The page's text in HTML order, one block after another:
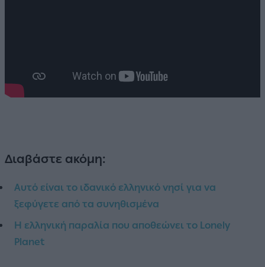
Διαβάστε ακόμη:
Αυτό είναι το ιδανικό ελληνικό νησί για να
ξεφύγετε από τα συνηθισμένα
Η ελληνική παραλία που αποθεώνει το Lonely
Planet